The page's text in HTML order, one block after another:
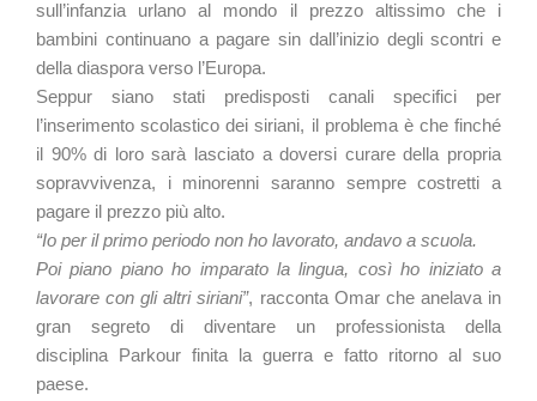
sull’infanzia urlano al mondo il prezzo altissimo che i
bambini continuano a pagare sin dall’inizio degli scontri e
della diaspora verso l’Europa.
Seppur siano stati predisposti canali specifici per
l’inserimento scolastico dei siriani, il problema è che finché
il 90% di loro sarà lasciato a doversi curare della propria
sopravvivenza, i minorenni saranno sempre costretti a
pagare il prezzo più alto.
“Io per il primo periodo non ho lavorato, andavo a scuola.
Poi piano piano ho imparato la lingua, così ho iniziato a
lavorare con gli altri siriani”, racconta Omar che anelava in
gran segreto di diventare un professionista della
disciplina Parkour finita la guerra e fatto ritorno al suo
paese.